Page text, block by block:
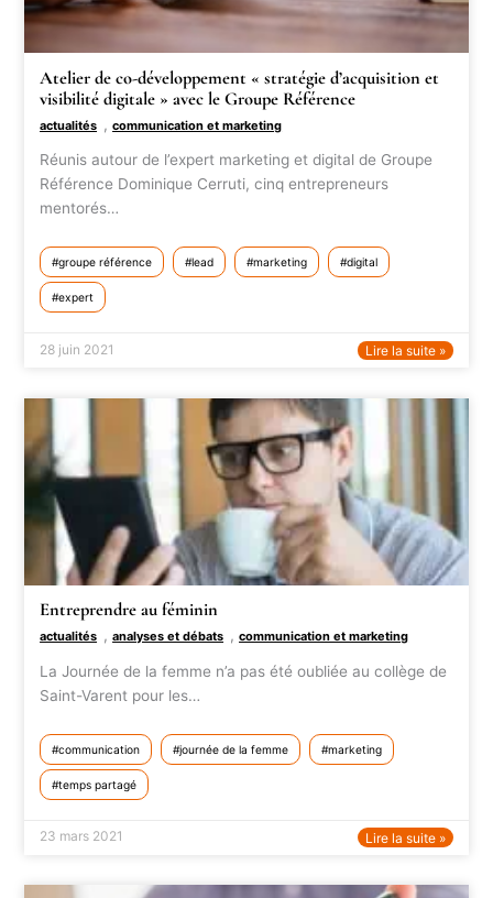
Atelier de co-développement « stratégie d’acquisition et
visibilité digitale » avec le Groupe Référence
actualités ,communication et marketing
Réunis autour de l’expert marketing et digital de Groupe
Référence Dominique Cerruti, cinq entrepreneurs
mentorés…
groupe référence lead marketing digital
expert
28 juin 2021 Lire la suite »
Entreprendre au féminin
actualités ,analyses et débats ,communication et marketing
La Journée de la femme n’a pas été oubliée au collège de
Saint-Varent pour les…
communication journée de la femme marketing
temps partagé
23 mars 2021 Lire la suite »